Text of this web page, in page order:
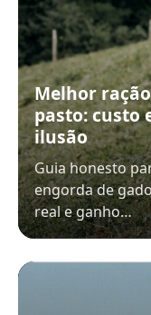
Melhor
pasto: custo
ilusão
Guia honesto
engorda de
real e ganho…